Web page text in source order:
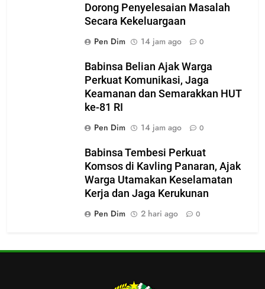
Dorong Penyelesaian Masalah
Secara Kekeluargaan
Pen Dim
14 jam ago 0
Babinsa Belian Ajak Warga
Perkuat Komunikasi, Jaga
Keamanan dan Semarakkan HUT
ke-81 RI
Pen Dim
14 jam ago 0
Babinsa Tembesi Perkuat
Komsos di Kavling Panaran, Ajak
Warga Utamakan Keselamatan
Kerja dan Jaga Kerukunan
Pen Dim
2 hari ago 0